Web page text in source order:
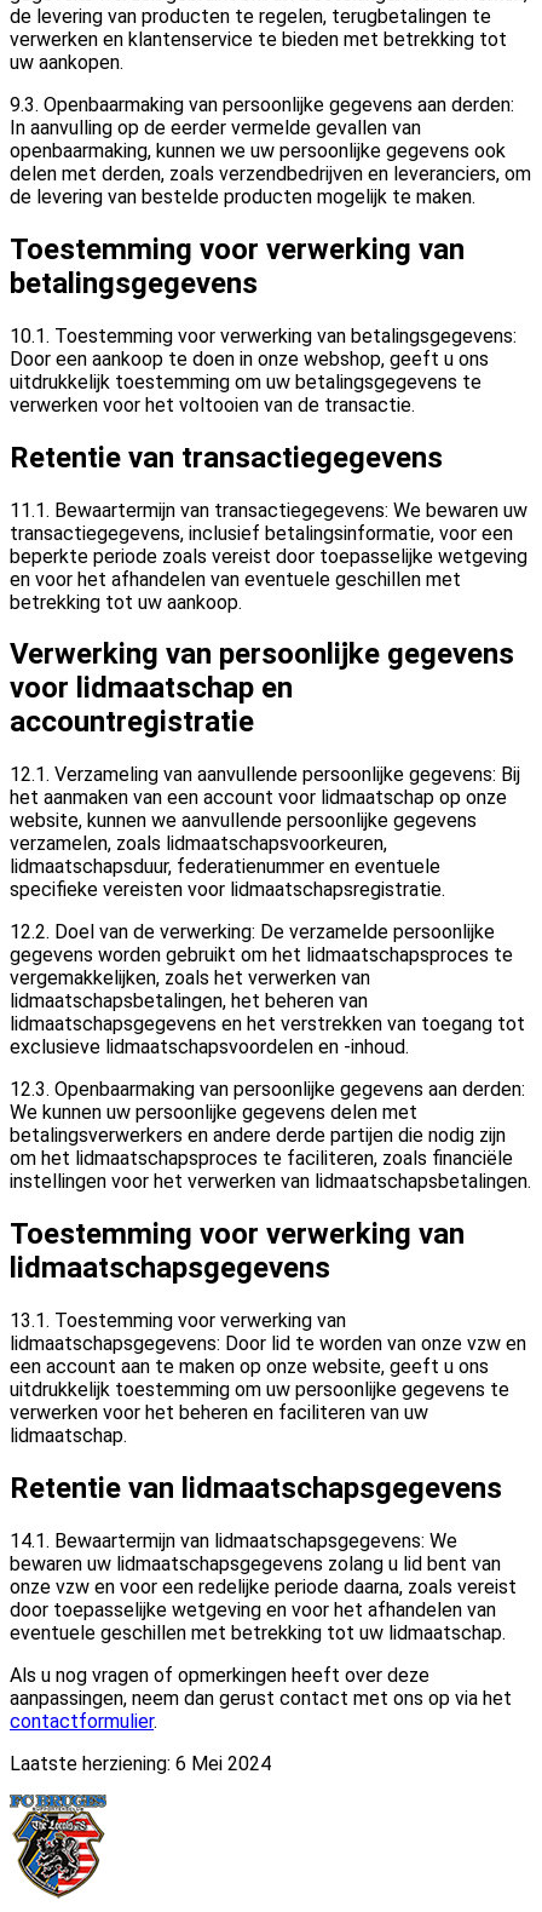
de levering van producten te regelen, terugbetalingen te
verwerken en klantenservice te bieden met betrekking tot
uw aankopen.
9.3. Openbaarmaking van persoonlijke gegevens aan derden:
In aanvulling op de eerder vermelde gevallen van
openbaarmaking, kunnen we uw persoonlijke gegevens ook
delen met derden, zoals verzendbedrijven en leveranciers, om
de levering van bestelde producten mogelijk te maken.
Toestemming voor verwerking van
betalingsgegevens
10.1. Toestemming voor verwerking van betalingsgegevens:
Door een aankoop te doen in onze webshop, geeft u ons
uitdrukkelijk toestemming om uw betalingsgegevens te
verwerken voor het voltooien van de transactie.
Retentie van transactiegegevens
11.1. Bewaartermijn van transactiegegevens: We bewaren uw
transactiegegevens, inclusief betalingsinformatie, voor een
beperkte periode zoals vereist door toepasselijke wetgeving
en voor het afhandelen van eventuele geschillen met
betrekking tot uw aankoop.
Verwerking van persoonlijke gegevens
voor lidmaatschap en
accountregistratie
12.1. Verzameling van aanvullende persoonlijke gegevens: Bij
het aanmaken van een account voor lidmaatschap op onze
website, kunnen we aanvullende persoonlijke gegevens
verzamelen, zoals lidmaatschapsvoorkeuren,
lidmaatschapsduur, federatienummer en eventuele
specifieke vereisten voor lidmaatschapsregistratie.
12.2. Doel van de verwerking: De verzamelde persoonlijke
gegevens worden gebruikt om het lidmaatschapsproces te
vergemakkelijken, zoals het verwerken van
lidmaatschapsbetalingen, het beheren van
lidmaatschapsgegevens en het verstrekken van toegang tot
exclusieve lidmaatschapsvoordelen en -inhoud.
12.3. Openbaarmaking van persoonlijke gegevens aan derden:
We kunnen uw persoonlijke gegevens delen met
betalingsverwerkers en andere derde partijen die nodig zijn
om het lidmaatschapsproces te faciliteren, zoals financiële
instellingen voor het verwerken van lidmaatschapsbetalingen.
Toestemming voor verwerking van
lidmaatschapsgegevens
13.1. Toestemming voor verwerking van
lidmaatschapsgegevens: Door lid te worden van onze vzw en
een account aan te maken op onze website, geeft u ons
uitdrukkelijk toestemming om uw persoonlijke gegevens te
verwerken voor het beheren en faciliteren van uw
lidmaatschap.
Retentie van lidmaatschapsgegevens
14.1. Bewaartermijn van lidmaatschapsgegevens: We
bewaren uw lidmaatschapsgegevens zolang u lid bent van
onze vzw en voor een redelijke periode daarna, zoals vereist
door toepasselijke wetgeving en voor het afhandelen van
eventuele geschillen met betrekking tot uw lidmaatschap.
Als u nog vragen of opmerkingen heeft over deze
aanpassingen, neem dan gerust contact met ons op via het
contactformulier.
Laatste herziening: 6 Mei 2024
Footer